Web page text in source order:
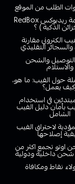
الطلب من الموقع
ما هي خدمة ريدبوكس RedBox
الذكية ) ؟
الكتروني مقارنة
التقليدي
والشحن
والاستلام
حول الفيب: ما هو،
يعمل؟
في استخدام
بأمان دليل الفيب
الشامل
لاحتراق الفيب
إصلاحها
اوتو تجمع اكثر من
نقاط ومكافاة